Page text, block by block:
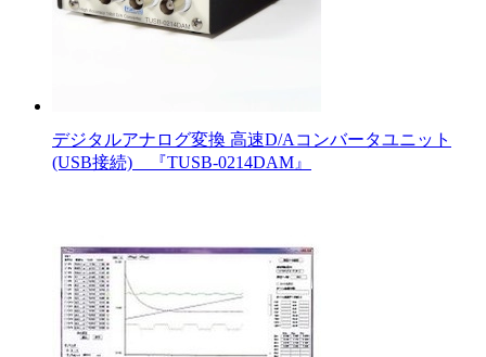
デジタルアナログ変換 高速D/Aコンバータユニット
(USB接続) 『TUSB-0214DAM』